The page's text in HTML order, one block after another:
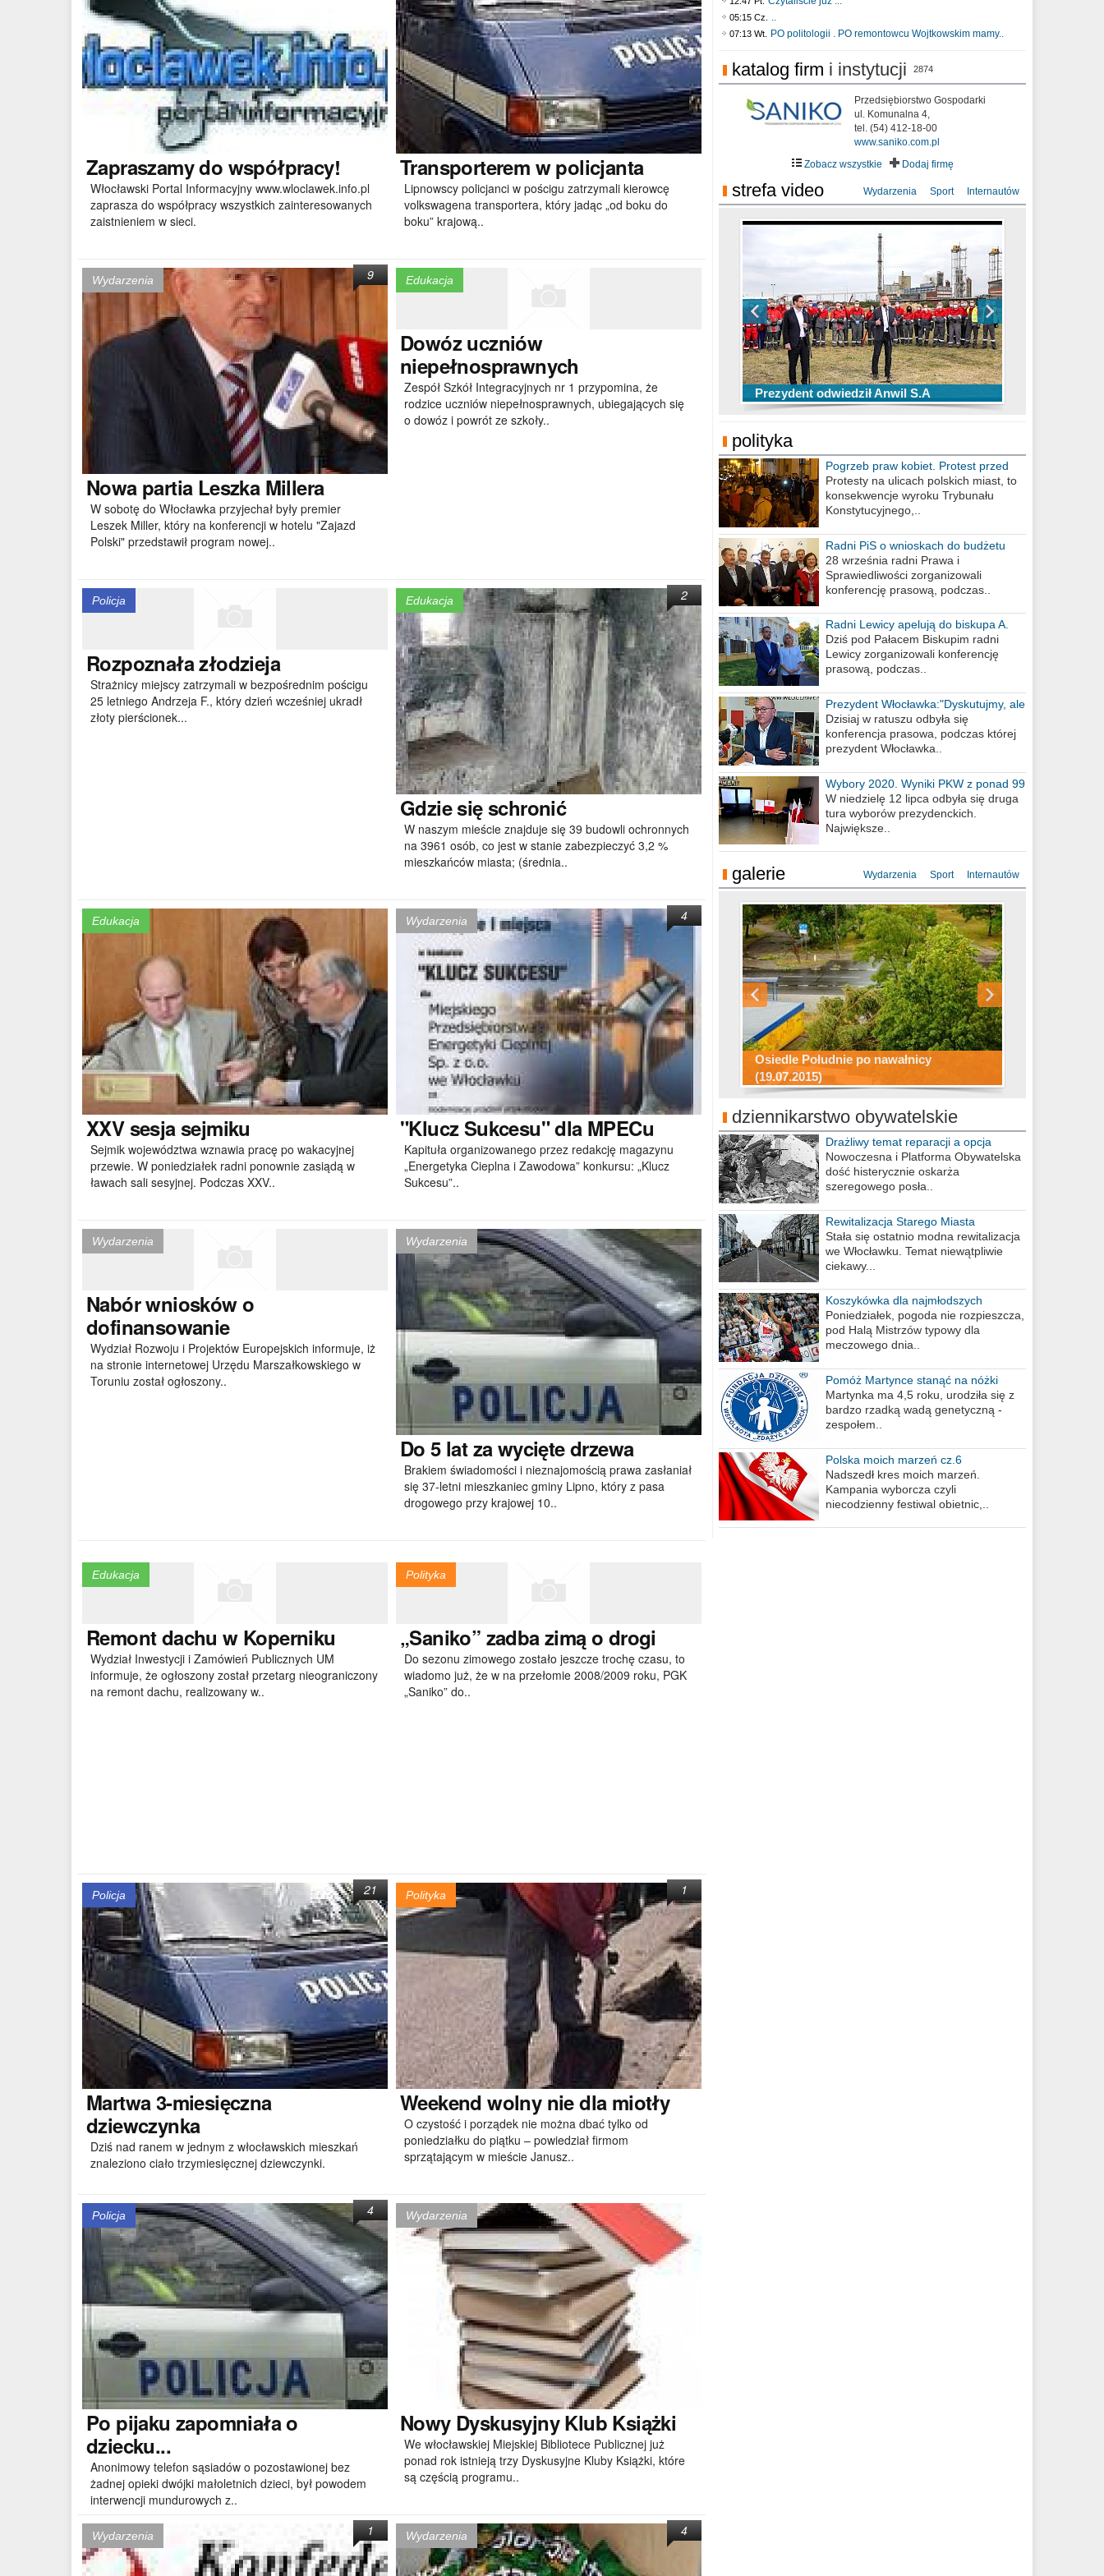
Zapraszamydo współpracy!
Włocławski Portal Informacyjny www.wloclawek.info.pl
zaprasza do współpracy wszystkich zainteresowanych
zaistnieniem w sieci.
Transporterem w policjanta
Lipnowscy policjanci w pościgu zatrzymali kierowcę
volkswagena transportera, który jadąc „od boku do
boku” krajową..
Wydarzenia
Nowa partia Leszka Millera
W sobotę do Włocławka przyjechał były premier
Leszek Miller, który na konferencji w hotelu "Zajazd
Polski" przedstawił program nowej..
9 Edukacja
Dowózuczniów
niepełnosprawnych
Zespół Szkół Integracyjnych nr 1 przypomina, że
rodzice uczniów niepełnosprawnych, ubiegających się
o dowóz i powrót ze szkoły..
Policja
Rozpoznałazłodzieja
Strażnicy miejscy zatrzymali w bezpośrednim pościgu
25 letniego Andrzeja F., który dzień wcześniej ukradł
złoty pierścionek...
Edukacja
Gdziesię schronić
W naszym mieście znajduje się 39 budowli ochronnych
na 3961 osób, co jest w stanie zabezpieczyć 3,2 %
mieszkańców miasta; (średnia..
2
Edukacja
XXVsesja sejmiku
Sejmik województwa wznawia pracę po wakacyjnej
przewie. W poniedziałek radni ponownie zasiądą w
ławach sali sesyjnej. Podczas XXV..
Wydarzenia
"KluczSukcesu" dla MPECu
Kapituła organizowanego przez redakcję magazynu
„Energetyka Cieplna i Zawodowa” konkursu: „Klucz
Sukcesu”..
4
Wydarzenia
Nabórwniosków o
dofinansowanie
Wydział Rozwoju i Projektów Europejskich informuje, iż
na stronie internetowej Urzędu Marszałkowskiego w
Toruniu został ogłoszony..
Wydarzenia
Do 5 lat za wycięte drzewa
Brakiem świadomości i nieznajomością prawa zasłaniał
się 37-letni mieszkaniec gminy Lipno, który z pasa
drogowego przy krajowej 10..
Edukacja
Remontdachu w Koperniku
Wydział Inwestycji i Zamówień Publicznych UM
informuje, że ogłoszony został przetarg nieograniczony
na remont dachu, realizowany w..
Polityka
„Saniko” zadba zimą o drogi
Do sezonu zimowego zostało jeszcze trochę czasu, to
wiadomo już, że w na przełomie 2008/2009 roku, PGK
„Saniko” do..
Policja
Martwa 3-miesięczna
dziewczynka
Dziś nad ranem w jednym z włocławskich mieszkań
znaleziono ciało trzymiesięcznej dziewczynki.
21 Polityka
Weekend wolny nie dla miotły
O czystość i porządek nie można dbać tylko od
poniedziałku do piątku – powiedział firmom
sprzątającym w mieście Janusz..
1
Policja
Po pijaku zapomniała o
dziecku...
Anonimowy telefon sąsiadów o pozostawionej bez
żadnej opieki dwójki małoletnich dzieci, był powodem
interwencji mundurowych z..
4 Wydarzenia
NowyDyskusyjny Klub Książki
We włocławskiej Miejskiej Bibliotece Publicznej już
ponad rok istnieją trzy Dyskusyjne Kluby Książki, które
są częścią programu..
Wydarzenia 1 Wydarzenia 4
05:15 Cz. ..
07:13 Wt. PO politologii . PO remontowcu Wojtkowskim mamy..
katalog firm i instytucji 2874
Przedsiębiorstwo Gospodarki
ul. Komunalna 4,
tel. (54) 412-18-00
www.saniko.com.pl
Zobacz wszystkie
Dodaj firmę
strefa video Wydarzenia Sport Internautów
Prezydent odwiedził Anwil S.A
TOP 10 przechwytów Anwilu Włocławek
w EBL w sezonie 2019/2020
TOP 5 rzutów Anwilu Włocławek w BCL
w sezonie 2019/2020
Ni To Ponk - W oczach mamy strach
sixf33t .Last Year DRONE FOOTAGE
Włocławek
XXIII Sesja Rady Miasta Włocławek VIII
kadencji w dniu 09.06.2020 r.
polityka
Pogrzeb praw kobiet. Protest przed
biurem poselskim PiS
Protesty na ulicach polskich miast, to
konsekwencje wyroku Trybunału
Konstytucyjnego,..
Radni PiS o wnioskach do budżetu
miasta na 2021 rok
28 września radni Prawa i
Sprawiedliwości zorganizowali
konferencję prasową, podczas..
Radni Lewicy apelują do biskupa A.
Wiesława Meringa
Dziś pod Pałacem Biskupim radni
Lewicy zorganizowali konferencję
prasową, podczas..
Prezydent Włocławka:"Dyskutujmy, ale
nie obrażajmy się”
Dzisiaj w ratuszu odbyła się
konferencja prasowa, podczas której
prezydent Włocławka..
Wybory 2020. Wyniki PKW z ponad 99
procent obwodów
W niedzielę 12 lipca odbyła się druga
tura wyborów prezydenckich.
Największe..
galerie Wydarzenia Sport Internautów
Osiedle Południe po nawałnicy
(19.07.2015)
Wizytówka Włocławka
polowanie wigilijne 2014
Miasto kładzie się do snu .
Konkurs fotograficzny "Co to za
miejsca"
Ścieżka rowerowa w naszym mieście
dziennikarstwo obywatelskie
Drażliwy temat reparacji a opcja
berlińska
Nowoczesna i Platforma Obywatelska
dość histerycznie oskarża
szeregowego posła..
Rewitalizacja Starego Miasta
Stała się ostatnio modna rewitalizacja
we Włocławku. Temat niewątpliwie
ciekawy...
Koszykówka dla najmłodszych
Poniedziałek, pogoda nie rozpieszcza,
pod Halą Mistrzów typowy dla
meczowego dnia..
Pomóż Martynce stanąć na nóżki
Martynka ma 4,5 roku, urodziła się z
bardzo rzadką wadą genetyczną -
zespołem..
Polska moich marzeń cz.6
Nadszedł kres moich marzeń.
Kampania wyborcza czyli
niecodzienny festiwal obietnic,..